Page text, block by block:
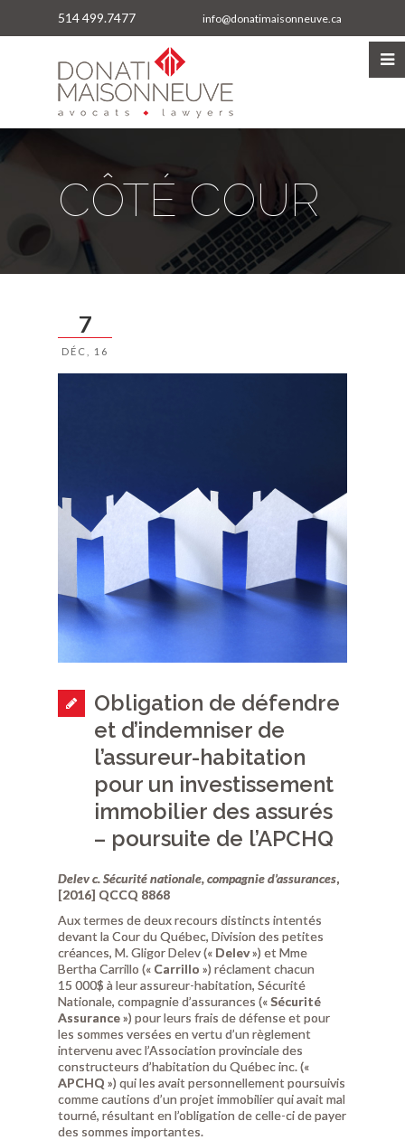
514 499.7477 info@donatimaisonneuve.ca
CÔTÉ COUR
Obligation de défendre
et d’indemniser de
l’assureur-habitation
pour un investissement
immobilier des assurés
– poursuite de l’APCHQ
Delev c. Sécurité nationale, compagnie d’assurances,
[2016] QCCQ 8868
Aux termes de deux recours distincts intentés
devant la Cour du Québec, Division des petites
créances, M. Gligor Delev (« Delev») et Mme
Bertha Carrillo (« Carrillo ») réclament chacun
15 000$ à leur assureur-habitation, Sécurité
Nationale, compagnie d’assurances («Sécurité
Assurance») pour leurs frais de défense et pour
les sommes versées en vertu d’un règlement
intervenu avec l’Association provinciale des
constructeurs d’habitation du Québec inc. («
APCHQ ») qui les avait personnellement poursuivis
comme cautions d’un projet immobilier qui avait mal
tourné, résultant en l’obligation de celle-ci de payer
des sommes importantes.
7
DÉC, 16